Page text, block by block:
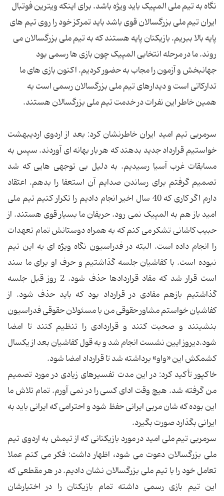
نگاه به تیم ملی المپیک باید ویژه باشد. برای اینکه ویترین فوتبال
ایران تیم ملی بزرگسالان قوی باشد باید تمرکز خود را روی تیم های
پایه بالا ببریم. بازیکنان پایه هستند که به تیم ملی بزرگسالان می
روند. ما در مرحله انتخابی المپیک چون بازی ها رسمی بود
جهانبخش و آزمون را مجاب به حضور کردیم. اکنون بازی های ما
تدارکاتی است و دیدارهای تیم ملی بزرگسالان رسمی است به
همین خاطر این نفرات در خدمت تیم ملی بزرگسالان هستند.
سرمربی تیم امید ایران خاطرنشان کرد: بعد از اردوی اردیبهشت
خواستیم قرارداد جدید بدهند که هر بار بهانه ای آوردند. سپس به
مسابقات غرب آسیا رسیدیم. به دلیل بی توجهی هایی که شد
تصمیم گرفتم برای رساندن صدایم آن استعفا را بدهم. اعتقاد
دارم اگر کاری که 40 سال اخیر انجام دادیم را تکرار کنیم تیم ملی
امید باز هم به المپیک نمی رود. حریفان ما بسیار قوی هستند. از
حبیب کاشانی تشکر می کنم که به همراه دوستانش تمام تعهدات
را انجام داده است. البته در فدراسیون نگاه ویژه ای به این تیم
نبوده است. با کفاشیان جلسه گذاشتیم و حرف او برای ما سند
است قرار شد که مفاد قراردادها حذف شود. 2 روز قبل جلسه
گذاشتیم بازهم مفادی در قرارداد بود که باید حذف شود. از
کفاشیان خواستم مشاور حقوقی من با مسئولان حقوقی فدراسیون
بنشینند و صحبت کنند و قراردادی را تنظیم کنند تا امضا
شود.دیروز ایین نشست انجام شد و به قول کفاشیان بعد از یکسال
کشمکش این «واو» برداشته شد تا قرارداد امضا شود.
خاکپور تأکید کرد: در این مدت تفسیرهای زیادی در مورد تصمیم
من گرفته شد. هیچ وقت ادای کسی را در نمی آورم. تمام تلاش ما
این بوده که شان مربی ایرانی حفظ شود و احترامی که ایرانی باید به
ایرانی بگذارد صورت بگیرد.
سرمربی تیم ملی امید در مورد بازیکنانی که از تیمش به اردوی تیم
ملی بزرگسالان دعوت می شود، اظهار داشت: فکر می کنم عملا
تعامل خود را با تیم ملی بزرگسالان نشان دادیم. در هر مقطعی که
این تیم بازی رسمی داشته تمام بازیکنان را در اختیارشان